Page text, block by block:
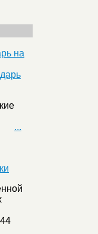
на
...